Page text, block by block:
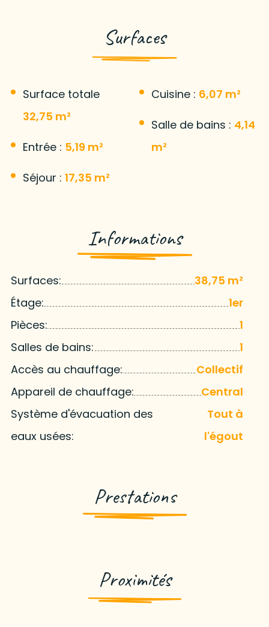
Surfaces
Surface totale
32,75 m²
Entrée : 5,19 m²
Séjour : 17,35 m²
Cuisine : 6,07 m²
Salle de bains : 4,14
m²
Informations
Surfaces:
38,75 m²
Étage:
1er
Pièces:
1
Salles de bains:
1
Accès au chauffage:
Collectif
Appareil de chauffage:
Central
Système d'évacuation des
eaux usées:
Tout à
l'égout
Prestations
Proximités